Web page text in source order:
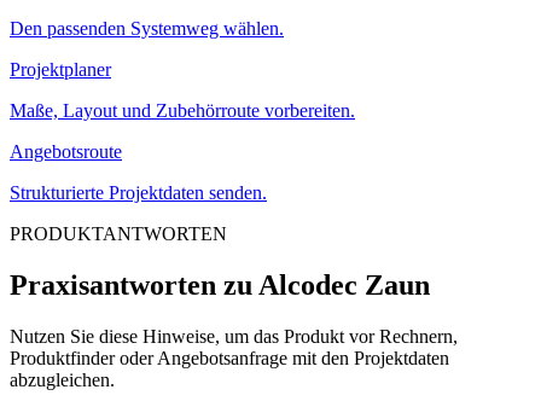
Den passenden Systemweg wählen.
Projektplaner
Maße, Layout und Zubehörroute vorbereiten.
Angebotsroute
Strukturierte Projektdaten senden.
PRODUKTANTWORTEN
Praxisantworten zu Alcodec Zaun
Nutzen Sie diese Hinweise, um das Produkt vor Rechnern,
Produktfinder oder Angebotsanfrage mit den Projektdaten
abzugleichen.